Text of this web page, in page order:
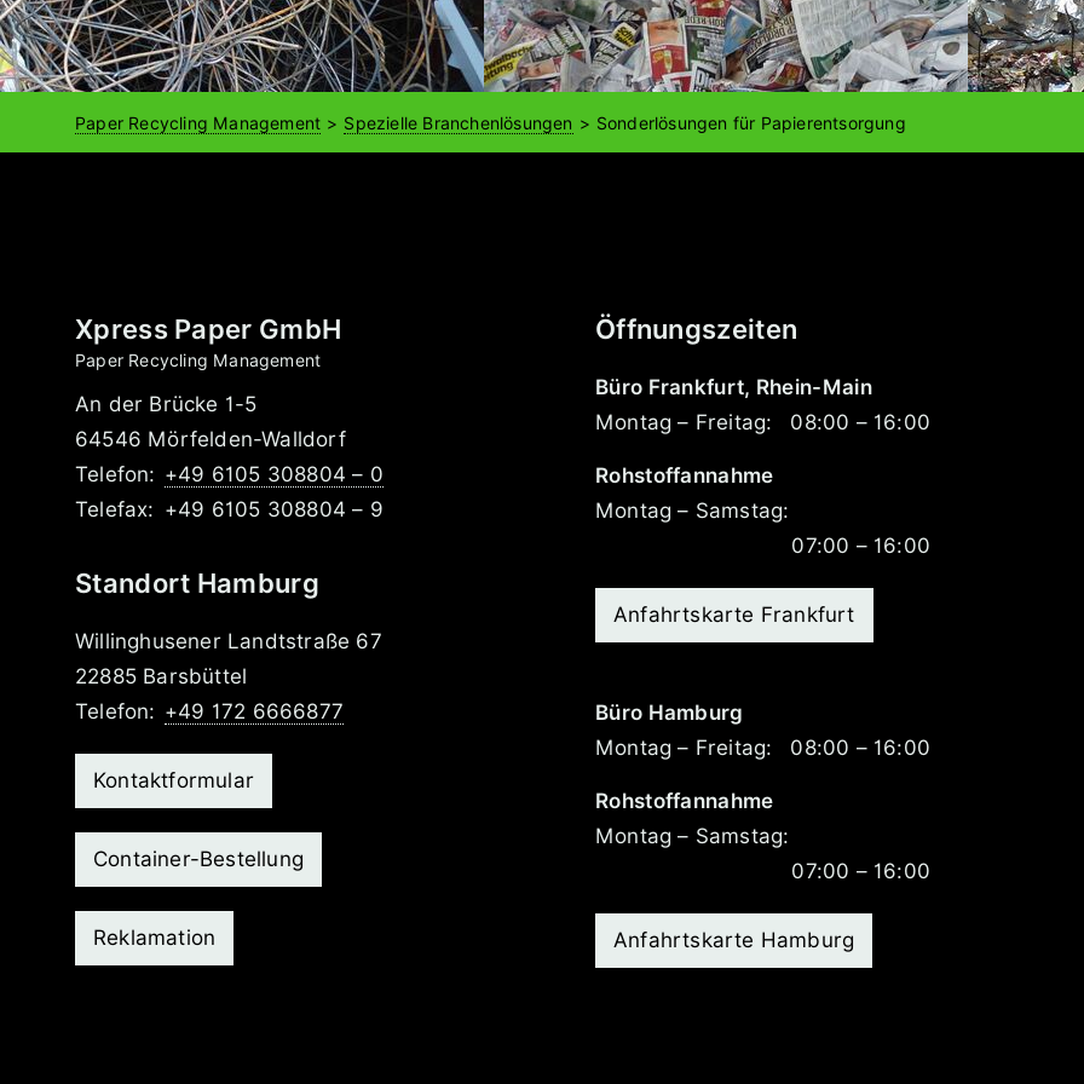
Paper Recycling Management Spezielle Branchenlösungen Sonderlösungen für Papierentsorgung
Xpress Paper GmbH
Paper Recycling Management
An der Brücke 1-5
64546 Mörfelden-Walldorf
Telefon: +49 6105 308804 – 0
Telefax: +49 6105 308804 – 9
Standort Hamburg
Willinghusener Landtstraße 67
22885 Barsbüttel
Telefon: +49 172 6666877
Kontaktformular
Container-Bestellung
Reklamation
Öffnungszeiten
Büro Frankfurt, Rhein-Main
Montag – Freitag:
08:00 – 16:00
Rohstoffannahme
Montag – Samstag:
07:00 – 16:00
Anfahrtskarte Frankfurt
Büro Hamburg
Montag – Freitag:
08:00 – 16:00
Rohstoffannahme
Montag – Samstag:
07:00 – 16:00
Anfahrtskarte Hamburg